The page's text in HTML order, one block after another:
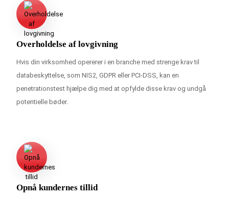
Overholdelse af lovgivning
Hvis din virksomhed opererer i en branche med strenge krav til
databeskyttelse, som NIS2, GDPR eller PCI-DSS, kan en
penetrationstest hjælpe dig med at opfylde disse krav og undgå
potentielle bøder.
Opnå kundernes tillid